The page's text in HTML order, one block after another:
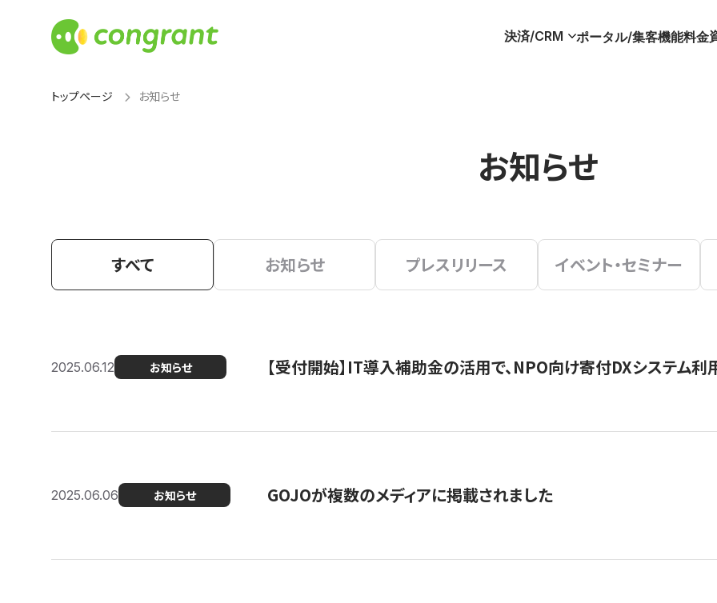
決済/CRM ポータル/集客機能料金
トップページ お知らせ
お知らせ
すべて お知らせ プレスリリース イベント・セミナー
2025.06.12 お知らせ 【受付開始】IT導入補助金の活用で、NPO向け寄付DXシステム
2025.06.06 お知らせ GOJOが複数のメディアに掲載されました